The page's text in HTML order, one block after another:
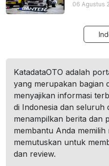
06 Agustus
KatadataOTO adalah
yang merupakan bagian
menyajikan informasi
di Indonesia dan seluruh
menampilkan berita dan
membantu Anda
memutuskan untuk
dan review.